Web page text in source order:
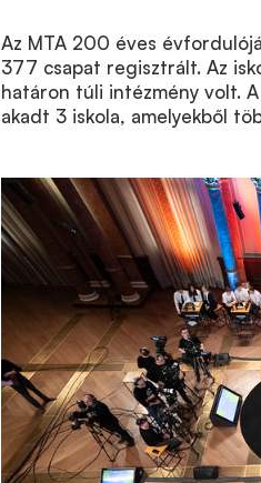
Az MTA 200 éves
377 csapat regisztrált. Az
határon túli intézmény volt.
akadt 3 iskola, amelyekből